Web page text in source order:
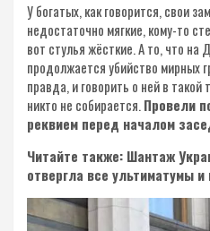
У богатых, как говорится, свои
недостаточно мягкие, кому-то
вот стулья жёсткие. А то, что на
продолжается убийство мирных
правда, и говорить о ней в
никто не собирается. Провели
реквием перед началом
Читайте также: Шантаж
отвергла все ультиматумы